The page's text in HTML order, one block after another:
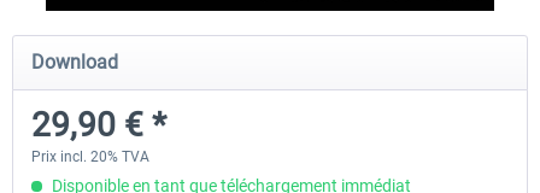
Aerosoft Airport Cologne/Bonn
18,10 € *
sim-wings Hamburg
Download
29,90 € *
Prix incl. 20% TVA
Disponible en tant que téléchargement immédiat